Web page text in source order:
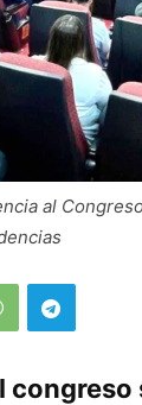
al
congreso